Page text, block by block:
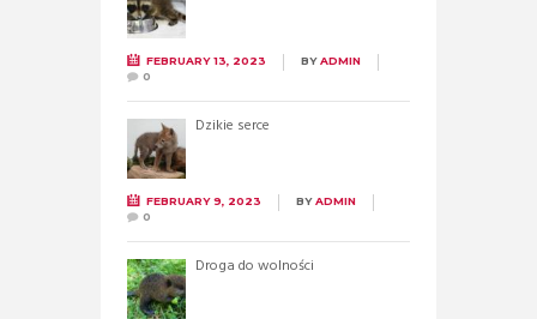
FEBRUARY 13, 2023 BYADMIN
0
Dzikie serce
FEBRUARY 9, 2023 BYADMIN
0
Droga do wolności